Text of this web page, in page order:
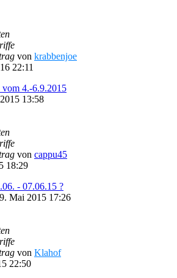
von krabbenjoe
22:11
4.-6.9.2015
13:58
von cappu45
18:29
- 07.06.15 ?
Mai 2015 17:26
von Klahof
22:50